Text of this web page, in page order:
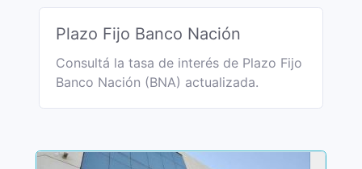
Plazo Fijo Banco Nación
Consultá la tasa de interés de Plazo Fijo
Banco Nación (BNA) actualizada.